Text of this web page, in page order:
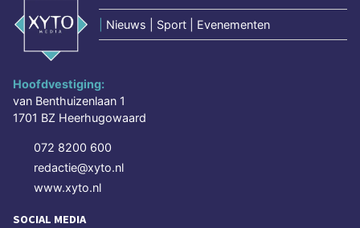
Nieuws | Sport | Evenementen
Hoofdvestiging:
van Benthuizenlaan 1
1701 BZ Heerhugowaard
072 8200 600
redactie@xyto.nl
www.xyto.nl
SOCIAL MEDIA